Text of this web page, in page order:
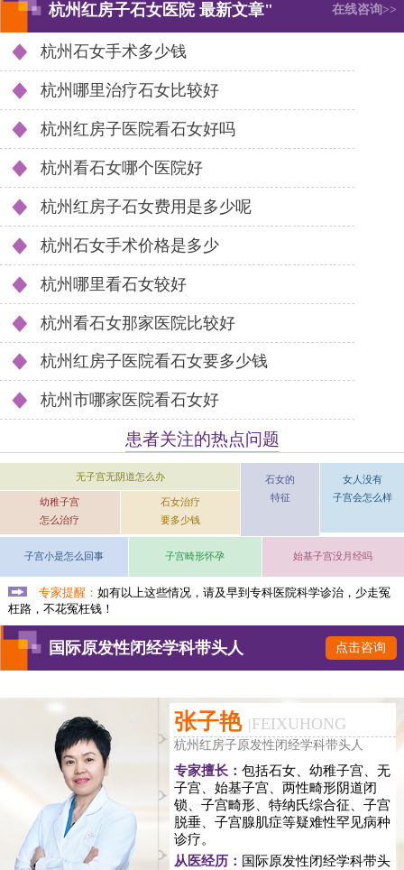
杭州红房子石女医院 最新文章" 在线咨询>>
杭州石女手术多少钱
杭州哪里治疗石女比较好
杭州红房子医院看石女好吗
杭州看石女哪个医院好
杭州红房子石女费用是多少呢
杭州石女手术价格是多少
杭州哪里看石女较好
杭州看石女那家医院比较好
杭州红房子医院看石女要多少钱
杭州市哪家医院看石女好
患者关注的热点问题
无子宫无阴道怎么办
幼稚子宫
怎么治疗
石女治疗
要多少钱
石女的
特征
女人没有
子宫会怎么样
子宫小是怎么回事 子宫畸形怀孕 始基子宫没月经吗
专家提醒：如有以上这些情况，请及早到专科医院科学诊治，少走冤
枉路，不花冤枉钱！
国际原发性闭经学科带头人 点击咨询
张子艳 |FEIXUHONG
杭州红房子原发性闭经学科带头人
专家擅长： 包括石女、幼稚子宫、无
子宫、始基子宫、两性畸形阴道闭
锁、子宫畸形、特纳氏综合征、子宫
脱垂、子宫腺肌症等疑难性罕见病种
诊疗。
从医经历： 国际原发性闭经学科带头